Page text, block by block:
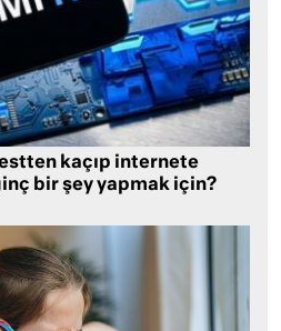
kaçıp internete
bir şey yapmak için?